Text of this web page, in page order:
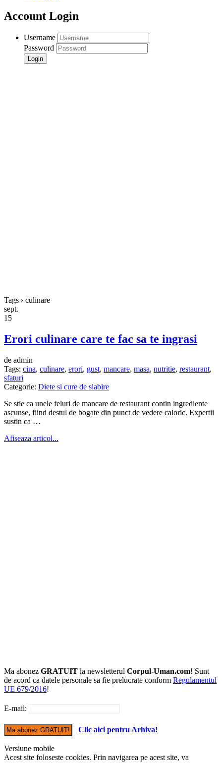
Account Login
Username
Password
Tags › culinare
sept.
15
Erori culinare care te fac sa te ingrasi
de admin
Tags: cina, culinare, erori, gust, mancare, masa, nutritie, restaurant,
sfaturi
Categorie: Diete si cure de slabire
Se stie ca unele feluri de mancare de restaurant contin ingrediente
ascunse, fiind destul de bogate din punct de vedere caloric. Expertii
sustin ca …
Afiseaza articol...
Ma abonez GRATUIT la newsletterul Corpul-Uman.com! Sunt
de acord ca datele personale sa fie prelucrate conform Regulamentul
UE 679/2016!
E-mail:
Clic aici pentru Arhiva!
Versiune mobile
Acest site foloseste cookies. Prin navigarea pe acest site, va